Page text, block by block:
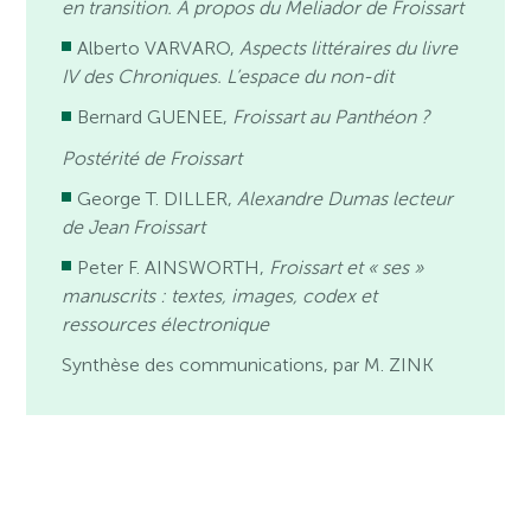
en transition. A propos du Meliador de Froissart
Alberto VARVARO, Aspects littéraires du livre
IV des Chroniques. L’espace du non-dit
Bernard GUENEE, Froissart au Panthéon ?
Postérité de Froissart
George T. DILLER, Alexandre Dumas lecteur
de Jean Froissart
Peter F. AINSWORTH, Froissart et « ses »
manuscrits : textes, images, codex et
ressources électronique
Synthèse des communications, par M. ZINK